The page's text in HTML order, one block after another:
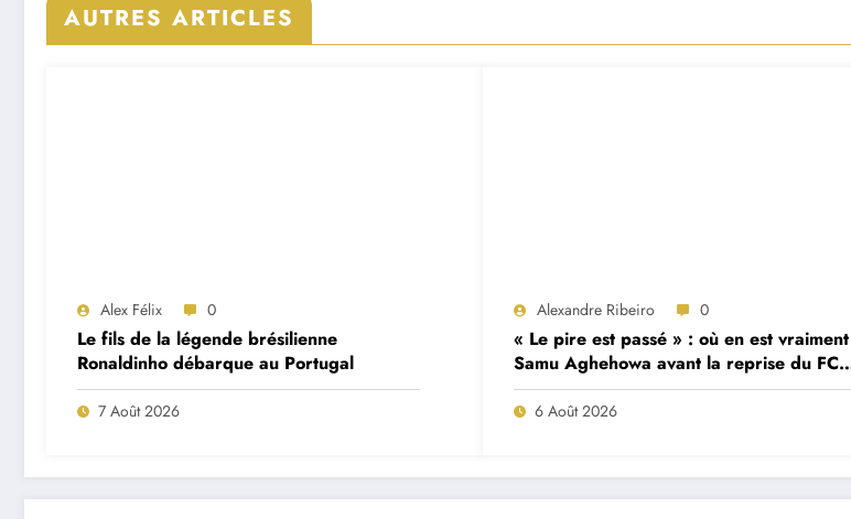
AUTRES ARTICLES
Alex Félix 0
Le fils de la légende brésilienne
Ronaldinho débarque au Portugal
7 Août 2026
Alexandre Ribeiro 0
« Le pire est passé » : où en est vraiment
Samu Aghehowa avant la reprise du FC
Porto ?
6 Août 2026